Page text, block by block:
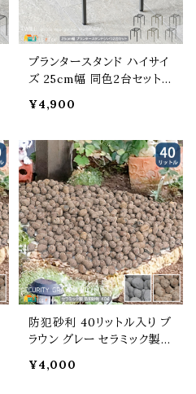
プランタースタンド ハイサイ
ズ 25cm幅 同色2台セット
25cm 奥行25cm 高さ35.5
植木鉢台 植木鉢スタンド
鉢植えスタンド 鉢植え台 フ
ラワースタンド フラワーラッ
ク 花台 おすすめ おしゃれ
コンパクト スチール製
¥4,900
防犯砂利 40リットル入り ブ
ラウン グレー セラミック製
セラミック製石 一粒2cm〜3
¥4,000